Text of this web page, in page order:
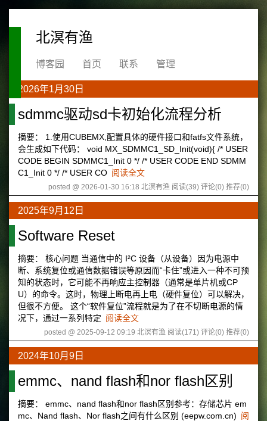
北溟有渔
博客园 首页 联系 管理
2026年1月30日
sdmmc驱动sd卡初始化流程分析
摘要： 1.使用CUBEMX,配置具体的硬件接口和fatfs文件系统，
会生成如下代码： void MX_SDMMC1_SD_Init(void){ /* USER
CODE BEGIN SDMMC1_Init 0 */ /* USER CODE END SDMM
C1_Init 0 */ /* USER CO 阅读全文
posted @ 2026-01-30 16:18 北溟有渔 阅读(39) 评论(0) 推荐(0)
2025年9月12日
Software Reset
摘要： 核心问题 当通信中的 I²C 设备（从设备）因为电源中
断、系统复位或通信数据错误等原因而“卡住”或进入一种不可预
知的状态时，它可能不再响应主控制器（通常是单片机或CP
U）的命令。这时，物理上断电再上电（硬件复位）可以解决，
但很不方便。 这个“软件复位”流程就是为了在不切断电源的情
况下，通过一系列特定 阅读全文
posted @ 2025-09-12 09:19 北溟有渔 阅读(171) 评论(0) 推荐(0)
2024年10月9日
emmc、nand flash和nor flash区别
摘要： emmc、nand flash和nor flash区别参考：存储芯片 em
mc、Nand flash、Nor flash之间有什么区别 (eepw.com.cn) 阅